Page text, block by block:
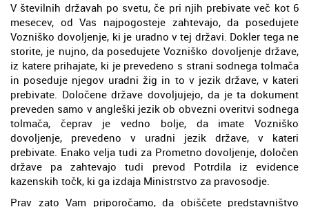
V številnih državah po svetu, če pri njih prebivate več kot 6
mesecev, od Vas najpogosteje zahtevajo, da posedujete
Vozniško dovoljenje, ki je uradno v tej državi. Dokler tega ne
storite, je nujno, da posedujete Vozniško dovoljenje države,
iz katere prihajate, ki je prevedeno s strani sodnega tolmača
in poseduje njegov uradni žig in to v jezik države, v kateri
prebivate. Določene države dovoljujejo, da je ta dokument
preveden samo v angleški jezik ob obvezni overitvi sodnega
tolmača, čeprav je vedno bolje, da imate Vozniško
dovoljenje, prevedeno v uradni jezik države, v kateri
prebivate. Enako velja tudi za Prometno dovoljenje, določen
države pa zahtevajo tudi prevod Potrdila iz evidence
kazenskih točk, ki ga izdaja Ministrstvo za pravosodje.
Prav zato Vam priporočamo, da obiščete predstavništvo